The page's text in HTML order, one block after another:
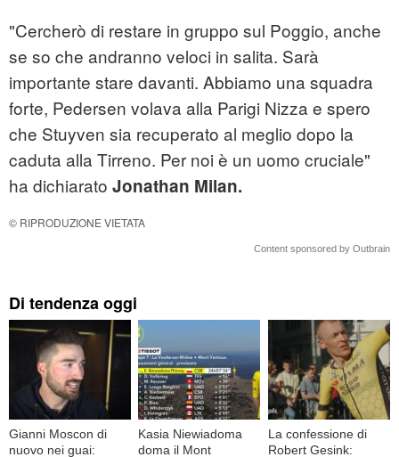
"Cercherò di restare in gruppo sul Poggio, anche
se so che andranno veloci in salita. Sarà
importante stare davanti. Abbiamo una squadra
forte, Pedersen volava alla Parigi Nizza e spero
che Stuyven sia recuperato al meglio dopo la
caduta alla Tirreno. Per noi è un uomo cruciale"
ha dichiarato Jonathan Milan.
© RIPRODUZIONE VIETATA
Content sponsored by Outbrain
Di tendenza oggi
Gianni Moscon di
nuovo nei guai:
Kasia Niewiadoma
doma il Mont
La confessione di
Robert Gesink: